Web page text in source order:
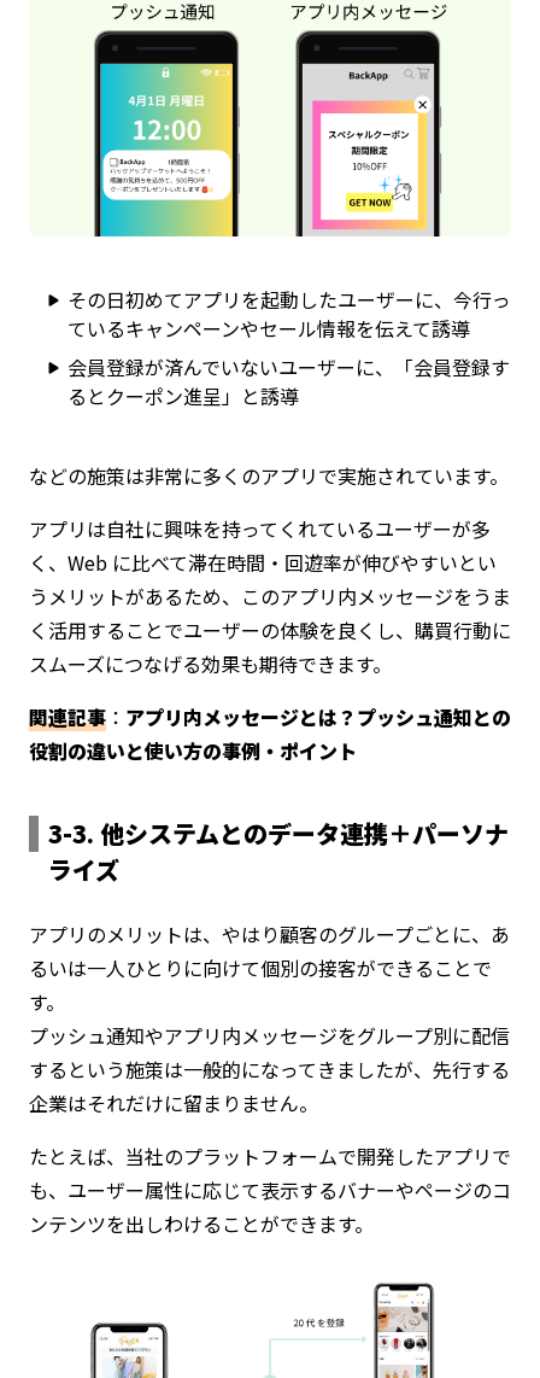
その日初めてアプリを起動したユーザーに、今行っ
ているキャンペーンやセール情報を伝えて誘導
会員登録が済んでいないユーザーに、「会員登録す
るとクーポン進呈」と誘導
などの施策は非常に多くのアプリで実施されています。
アプリは自社に興味を持ってくれているユーザーが多
く、Web に比べて滞在時間・回遊率が伸びやすいとい
うメリットがあるため、このアプリ内メッセージをうま
く活用することでユーザーの体験を良くし、購買行動に
スムーズにつなげる効果も期待できます。
関連記事 ： アプリ内メッセージとは？プッシュ通知との
役割の違いと使い方の事例・ポイント
3-3. 他システムとのデータ連携＋パーソナ
ライズ
アプリのメリットは、やはり顧客のグループごとに、あ
るいは一人ひとりに向けて個別の接客ができることで
す。
プッシュ通知やアプリ内メッセージをグループ別に配信
するという施策は一般的になってきましたが、先行する
企業はそれだけに留まりません。
たとえば、当社のプラットフォームで開発したアプリで
も、ユーザー属性に応じて表示するバナーやページのコ
ンテンツを出しわけることができます。